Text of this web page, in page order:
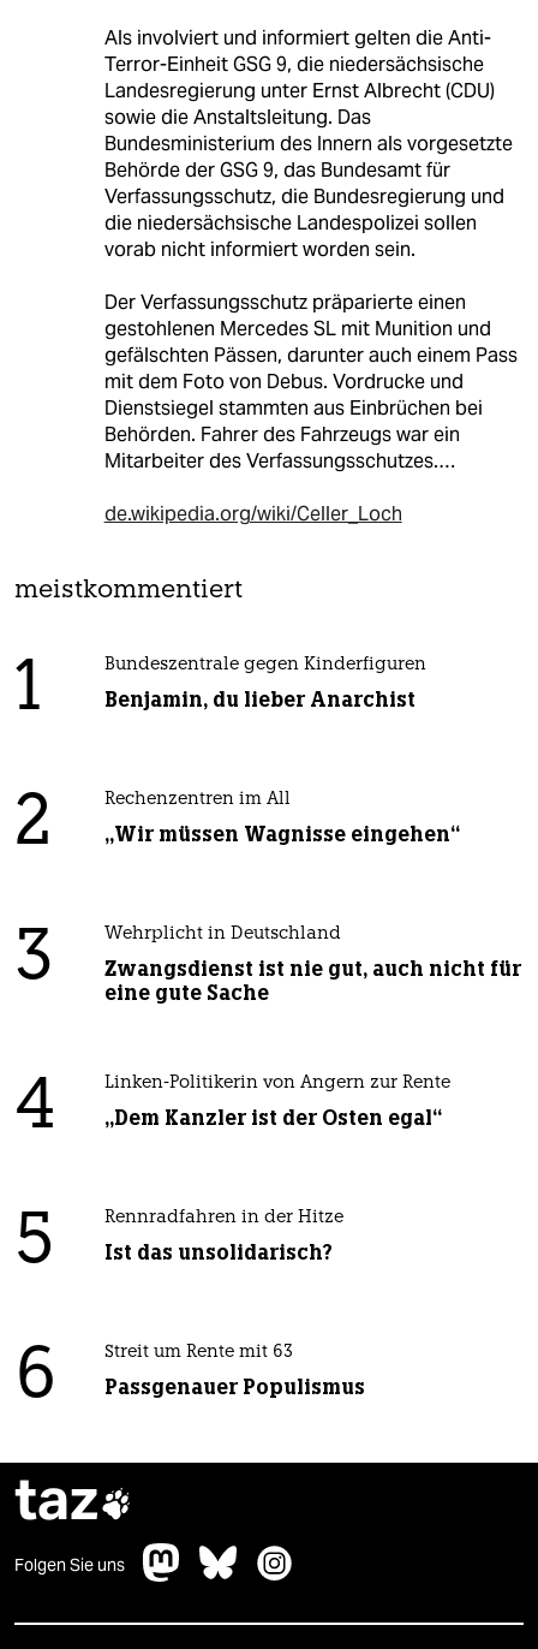
Als involviert und informiert gelten die Anti-
Terror-Einheit GSG 9, die niedersächsische
Landesregierung unter Ernst Albrecht (CDU)
sowie die Anstaltsleitung. Das
Bundesministerium des Innern als vorgesetzte
Behörde der GSG 9, das Bundesamt für
Verfassungsschutz, die Bundesregierung und
die niedersächsische Landespolizei sollen
vorab nicht informiert worden sein.
Der Verfassungsschutz präparierte einen
gestohlenen Mercedes SL mit Munition und
gefälschten Pässen, darunter auch einem Pass
mit dem Foto von Debus. Vordrucke und
Dienstsiegel stammten aus Einbrüchen bei
Behörden. Fahrer des Fahrzeugs war ein
Mitarbeiter des Verfassungsschutzes.…
de.wikipedia.org/wiki/Celler_Loch
meistkommentiert
1 Bundeszentrale gegen Kinderfiguren
Benjamin, du lieber Anarchist
2 Rechenzentren im All
„Wir müssen Wagnisse eingehen“
3 Wehrplicht in Deutschland
Zwangsdienst ist nie gut, auch nicht für
eine gute Sache
4 Linken-Politikerin von Angern zur Rente
„Dem Kanzler ist der Osten egal“
5 Rennradfahren in der Hitze
Ist das unsolidarisch?
6 Streit um Rente mit 63
Passgenauer Populismus
taz
Folgen Sie uns